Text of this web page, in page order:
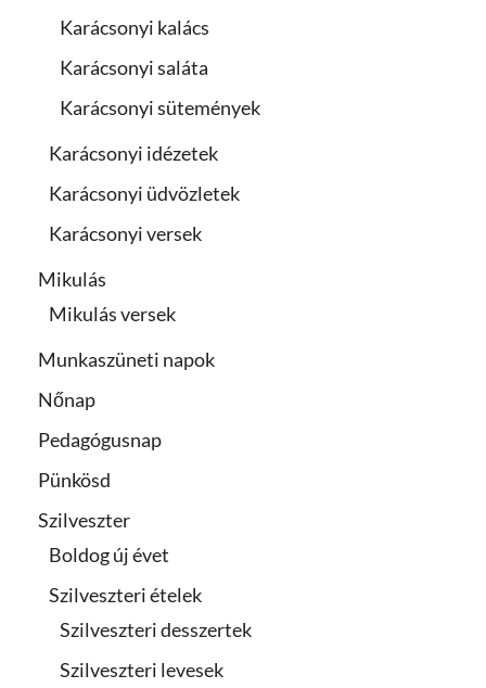
Karácsonyi kalács
Karácsonyi saláta
Karácsonyi sütemények
Karácsonyi idézetek
Karácsonyi üdvözletek
Karácsonyi versek
Mikulás
Mikulás versek
Munkaszüneti napok
Nőnap
Pedagógusnap
Pünkösd
Szilveszter
Boldog új évet
Szilveszteri ételek
Szilveszteri desszertek
Szilveszteri levesek